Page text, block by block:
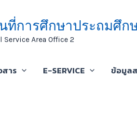
ที่การศึกษาประถมศึก
Area Office 2
สาร E-SERVICE ข้อมูล